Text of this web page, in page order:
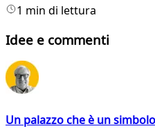
1 min di lettura
Idee e commenti
Un palazzo che è un